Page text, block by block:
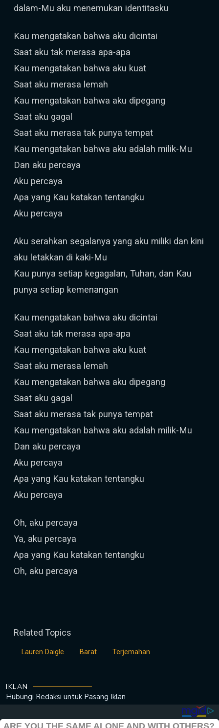
dalam-Mu aku menemukan identitasku
Kau mengatakan bahwa aku dicintai
Saat aku tak merasa apa-apa
Kau mengatakan bahwa aku kuat
Saat aku merasa lemah
Kau mengatakan bahwa aku dipegang
Saat aku gagal
Saat aku merasa tak punya tempat
Kau mengatakan bahwa aku adalah milik-Mu
Dan aku percaya
Aku percaya
Apa yang Kau katakan tentangku
Aku percaya
Aku serahkan segalanya yang aku miliki dan kini
aku letakkan di kaki-Mu
Kau punya setiap kegagalan, Tuhan, dan Kau
punya setiap kemenangan
Kau mengatakan bahwa aku dicintai
Saat aku tak merasa apa-apa
Kau mengatakan bahwa aku kuat
Saat aku merasa lemah
Kau mengatakan bahwa aku dipegang
Saat aku gagal
Saat aku merasa tak punya tempat
Kau mengatakan bahwa aku adalah milik-Mu
Dan aku percaya
Aku percaya
Apa yang Kau katakan tentangku
Aku percaya
Oh, aku percaya
Ya, aku percaya
Apa yang Kau katakan tentangku
Oh, aku percaya
Related Topics
Lauren Daigle Barat Terjemahan
IKLAN
Hubungi Redaksi untuk Pasang Iklan